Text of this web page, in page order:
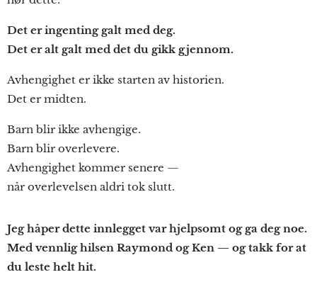
Det er ingenting galt med deg.
Det er alt galt med det du gikk gjennom.
Avhengighet er ikke starten av historien.
Det er midten.
Barn blir ikke avhengige.
Barn blir overlevere.
Avhengighet kommer senere —
når overlevelsen aldri tok slutt.
Jeg håper dette innlegget var hjelpsomt og ga deg noe.
Med vennlig hilsen Raymond og Ken — og takk for at
du leste helt hit.